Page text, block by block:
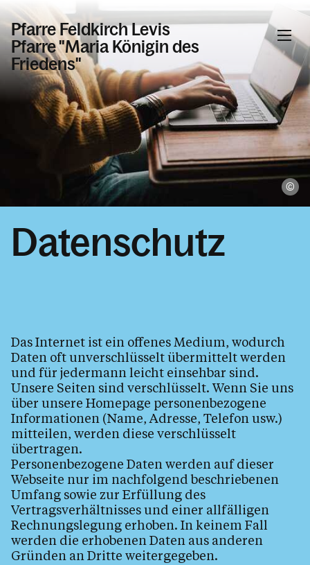
Pfarre Feldkirch Levis
Pfarre "Maria Königin des
Friedens"
Informationen
Kalender
Datenschutz
Das Internet ist ein offenes Medium, wodurch
Daten oft unverschlüsselt übermittelt werden
und für jedermann leicht einsehbar sind.
Unsere Seiten sind verschlüsselt. Wenn Sie uns
über unsere Homepage personenbezogene
Informationen (Name, Adresse, Telefon usw.)
mitteilen, werden diese verschlüsselt
übertragen.
Personenbezogene Daten werden auf dieser
Webseite nur im nachfolgend beschriebenen
Umfang sowie zur Erfüllung des
Vertragsverhältnisses und einer allfälligen
Rechnungslegung erhoben. In keinem Fall
werden die erhobenen Daten aus anderen
Gründen an Dritte weitergegeben.